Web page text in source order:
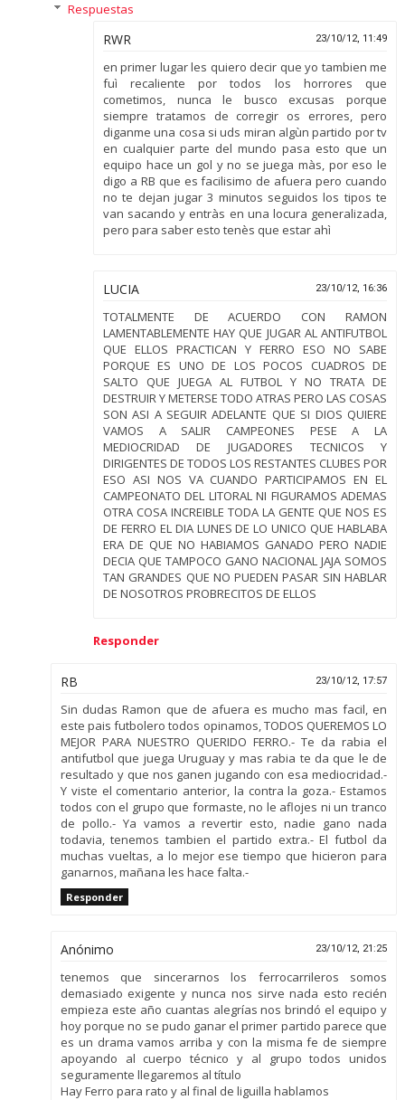
Respuestas
RWR 23/10/12, 11:49
en primer lugar les quiero decir que yo tambien me
fuì recaliente por todos los horrores que
cometimos, nunca le busco excusas porque
siempre tratamos de corregir os errores, pero
diganme una cosa si uds miran algùn partido por tv
en cualquier parte del mundo pasa esto que un
equipo hace un gol y no se juega màs, por eso le
digo a RB que es facilisimo de afuera pero cuando
no te dejan jugar 3 minutos seguidos los tipos te
van sacando y entràs en una locura generalizada,
pero para saber esto tenès que estar ahì
LUCIA 23/10/12, 16:36
TOTALMENTE DE ACUERDO CON RAMON
LAMENTABLEMENTE HAY QUE JUGAR AL ANTIFUTBOL
QUE ELLOS PRACTICAN Y FERRO ESO NO SABE
PORQUE ES UNO DE LOS POCOS CUADROS DE
SALTO QUE JUEGA AL FUTBOL Y NO TRATA DE
DESTRUIR Y METERSE TODO ATRAS PERO LAS COSAS
SON ASI A SEGUIR ADELANTE QUE SI DIOS QUIERE
VAMOS A SALIR CAMPEONES PESE A LA
MEDIOCRIDAD DE JUGADORES TECNICOS Y
DIRIGENTES DE TODOS LOS RESTANTES CLUBES POR
ESO ASI NOS VA CUANDO PARTICIPAMOS EN EL
CAMPEONATO DEL LITORAL NI FIGURAMOS ADEMAS
OTRA COSA INCREIBLE TODA LA GENTE QUE NOS ES
DE FERRO EL DIA LUNES DE LO UNICO QUE HABLABA
ERA DE QUE NO HABIAMOS GANADO PERO NADIE
DECIA QUE TAMPOCO GANO NACIONAL JAJA SOMOS
TAN GRANDES QUE NO PUEDEN PASAR SIN HABLAR
DE NOSOTROS PROBRECITOS DE ELLOS
Responder
RB 23/10/12, 17:57
Sin dudas Ramon que de afuera es mucho mas facil, en
este pais futbolero todos opinamos, TODOS QUEREMOS LO
MEJOR PARA NUESTRO QUERIDO FERRO.- Te da rabia el
antifutbol que juega Uruguay y mas rabia te da que le de
resultado y que nos ganen jugando con esa mediocridad.-
Y viste el comentario anterior, la contra la goza.- Estamos
todos con el grupo que formaste, no le aflojes ni un tranco
de pollo.- Ya vamos a revertir esto, nadie gano nada
todavia, tenemos tambien el partido extra.- El futbol da
muchas vueltas, a lo mejor ese tiempo que hicieron para
ganarnos, mañana les hace falta.-
Responder
Anónimo 23/10/12, 21:25
tenemos que sincerarnos los ferrocarrileros somos
demasiado exigente y nunca nos sirve nada esto recién
empieza este año cuantas alegrías nos brindó el equipo y
hoy porque no se pudo ganar el primer partido parece que
es un drama vamos arriba y con la misma fe de siempre
apoyando al cuerpo técnico y al grupo todos unidos
seguramente llegaremos al título
Hay Ferro para rato y al final de liguilla hablamos